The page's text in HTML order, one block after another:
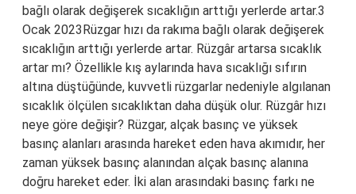
bağlı olarak değişerek sıcaklığın arttığı yerlerde artar.3
Ocak 2023Rüzgar hızı da rakıma bağlı olarak değişerek
sıcaklığın arttığı yerlerde artar. Rüzgâr artarsa sıcaklık
artar mı? Özellikle kış aylarında hava sıcaklığı sıfırın
altına düştüğünde, kuvvetli rüzgarlar nedeniyle algılanan
sıcaklık ölçülen sıcaklıktan daha düşük olur. Rüzgâr hızı
neye göre değişir? Rüzgar, alçak basınç ve yüksek
basınç alanları arasında hareket eden hava akımıdır, her
zaman yüksek basınç alanından alçak basınç alanına
doğru hareket eder. İki alan arasındaki basınç farkı ne